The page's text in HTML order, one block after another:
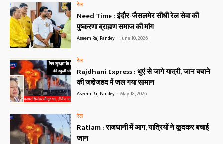
रेल
Need Time : इंदौर-जैसलमेर सीधी रेल सेवा की
पुष्करणा ब्राह्मण समाज की मांग
Aseem Raj Pandey - June 10, 2026
रेल
Rajdhani Express : धुएं से जागे यात्री, जान बचाने
की जद्दोजहद में जल गया सामान
Aseem Raj Pandey - May 18, 2026
रेल
Ratlam : राजधानी में आग, यात्रियों ने कूदकर बचाई
जान